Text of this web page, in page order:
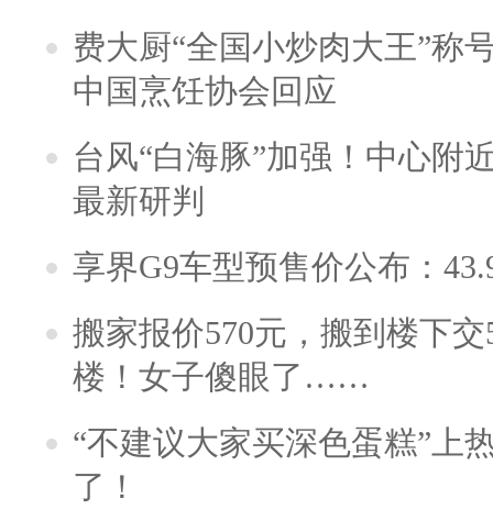
费大厨“全国小炒肉大王”称
中国烹饪协会回应
台风“白海豚”加强！中心附
最新研判
享界G9车型预售价公布：
搬家报价570元，搬到楼下
楼！女子傻眼了……
“不建议大家买深色蛋糕”上
了！